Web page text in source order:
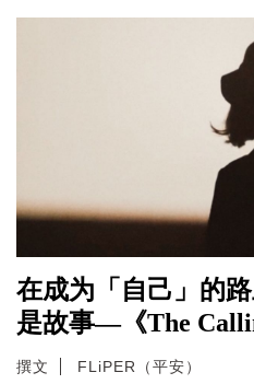
在成为「自己」的
是故事—《The
撰文 FLiPER（平安）